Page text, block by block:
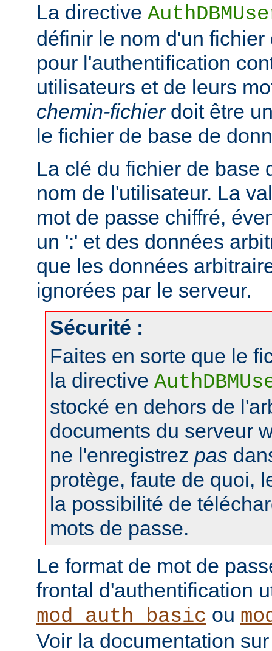
La directive
définir le nom d'un
pour l'authentification
utilisateurs et de leurs
chemin-fichierdoit être
le fichier de base de
La clé du fichier de base
nom de l'utilisateur. La
mot de passe chiffré,
un ':' et des données
que les données
ignorées par le serveur.
Sécurité :
Faites en sorte que le
la directive
stocké en dehors de
documents du serveur
ne l'enregistrez pas
protège, faute de quoi,
la possibilité de
mots de passe.
Le format de mot de
frontal d'authentification
mod_auth_basic ou
Voir la documentation